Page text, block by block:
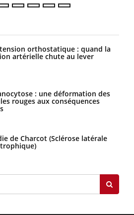
orthostatique : quand la
artérielle chute au lever
: une déformation des
rouges aux conséquences
de Charcot (Sclérose latérale